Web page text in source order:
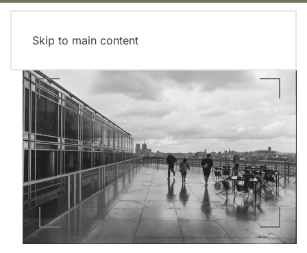
Skip to main content